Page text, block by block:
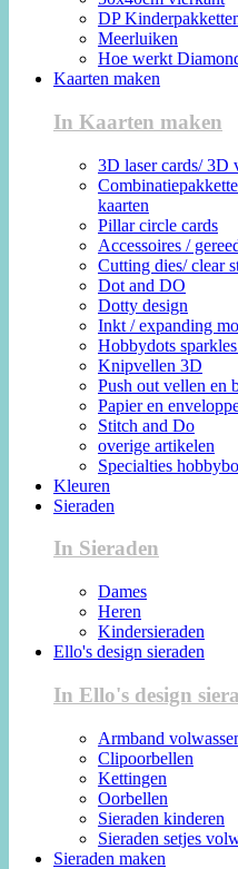
DP
Meerluiken
Hoe werkt
Kaarten maken
In Kaarten maken
3D laser cards/ 3D
kaarten
Pillar circle cards
Accessoires /
Cutting dies/ clear
Dot and DO
Dotty design
Inkt / expanding
Hobbydots
Knipvellen 3D
Push out vellen en
Papier en
Stitch and Do
overige artikelen
Specialties
Kleuren
Sieraden
In Sieraden
Dames
Heren
Kindersieraden
Ello's design sieraden
In Ello's design
Armband
Clipoorbellen
Kettingen
Oorbellen
Sieraden kinderen
Sieraden setjes
Sieraden maken